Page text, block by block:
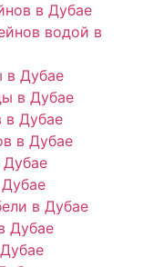
в Дубае
водой в
в Дубае
в Дубае
в Дубае
в Дубае
в Дубае
Дубае